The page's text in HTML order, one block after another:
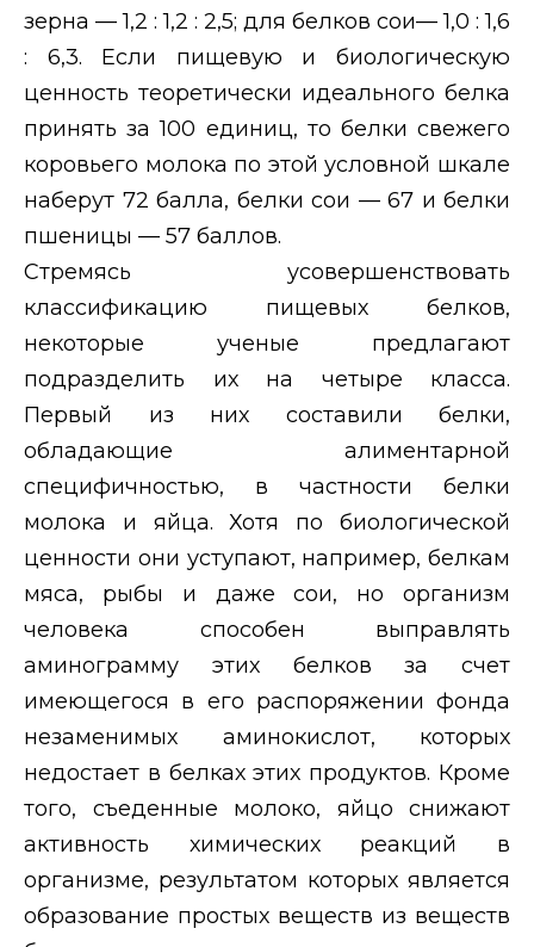
зерна — 1,2 : 1,2 : 2,5; для белков сои— 1,0 : 1,6
: 6,3. Если пищевую и биологическую
ценность теоретически идеального белка
принять за 100 единиц, то белки свежего
коровьего молока по этой условной шкале
наберут 72 балла, белки сои — 67 и белки
пшеницы — 57 баллов.
Стремясь усовершенствовать
классификацию пищевых белков,
некоторые ученые предлагают
подразделить их на четыре класса.
Первый из них составили белки,
обладающие алиментарной
специфичностью, в частности белки
молока и яйца. Хотя по биологической
ценности они уступают, например, белкам
мяса, рыбы и даже сои, но организм
человека способен выправлять
аминограмму этих белков за счет
имеющегося в его распоряжении фонда
незаменимых аминокислот, которых
недостает в белках этих продуктов. Кроме
того, съеденные молоко, яйцо снижают
активность химических реакций в
организме, результатом которых является
образование простых веществ из веществ